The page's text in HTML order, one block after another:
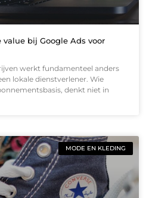
bij Google Ads voor
werkt fundamenteel anders
lokale dienstverlener. Wie
denkt niet in
MODE EN KLEDING